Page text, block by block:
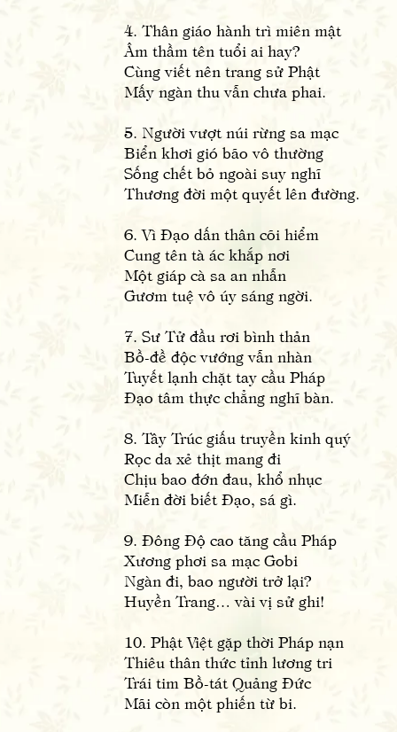
4. Thân giáo hành trì miên mật
Âm thầm tên tuổi ai hay?
Cùng viết nên trang sử Phật
Mấy ngàn thu vẫn chưa phai.
5. Người vượt núi rừng sa mạc
Biển khơi gió bão vô thường
Sống chết bỏ ngoài suy nghĩ
Thương đời một quyết lên đường.
6. Vì Đạo dấn thân cõi hiểm
Cung tên tà ác khắp nơi
Một giáp cà sa an nhẫn
Gươm tuệ vô úy sáng ngời.
7. Sư Tử đầu rơi bình thản
Bồ-đề độc vướng vẫn nhàn
Tuyết lạnh chặt tay cầu Pháp
Đạo tâm thực chẳng nghĩ bàn.
8. Tây Trúc giấu truyền kinh quý
Rọc da xẻ thịt mang đi
Chịu bao đớn đau, khổ nhục
Miễn đời biết Đạo, sá gì.
9. Đông Độ cao tăng cầu Pháp
Xương phơi sa mạc Gobi
Ngàn đi, bao người trở lại?
Huyền Trang… vài vị sử ghi!
10. Phật Việt gặp thời Pháp nạn
Thiêu thân thức tỉnh lương tri
Trái tim Bồ-tát Quảng Đức
Mãi còn một phiến từ bi.